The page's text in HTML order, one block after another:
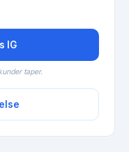
IG
taper.